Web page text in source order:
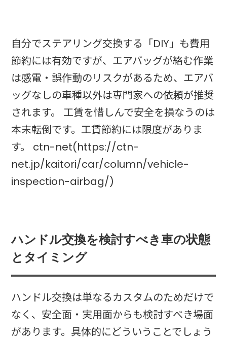
自分でステアリング交換する「DIY」も費用
節約には有効ですが、エアバッグが絡む作業
は感電・誤作動のリスクがあるため、エアバ
ッグなしの車種以外は専門家への依頼が推奨
されます。 工賃を惜しんで安全を損なうのは
本末転倒です。工賃節約には限度がありま
す。 ctn-net(https://ctn-
net.jp/kaitori/car/column/vehicle-
inspection-airbag/)
ハンドル交換を検討すべき車の状態
とタイミング
ハンドル交換は単なるカスタムのためだけで
なく、安全面・実用面からも検討すべき場面
があります。具体的にどういうことでしょう